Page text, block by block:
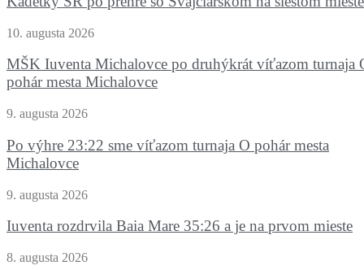
10. augusta 2026
MŠK Iuventa Michalovce po druhýkrát víťazom turnaja
pohár mesta Michalovce
9. augusta 2026
Po výhre 23:22 sme víťazom turnaja O pohár mesta
Michalovce
9. augusta 2026
Iuventa rozdrvila Baia Mare 35:26 a je na prvom mieste
8. augusta 2026